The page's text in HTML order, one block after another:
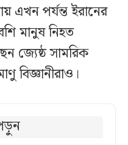
এখন পর্যন্ত ইরানের
মানুষ নিহত
জ্যেষ্ঠ সামরিক
বিজ্ঞানীরাও।